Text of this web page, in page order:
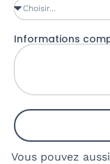
Informations
Vous pouvez